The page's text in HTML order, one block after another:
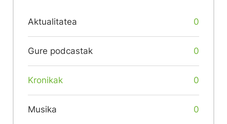
Aktualitatea 0
Gure podcastak 0
Kronikak 0
Musika 0